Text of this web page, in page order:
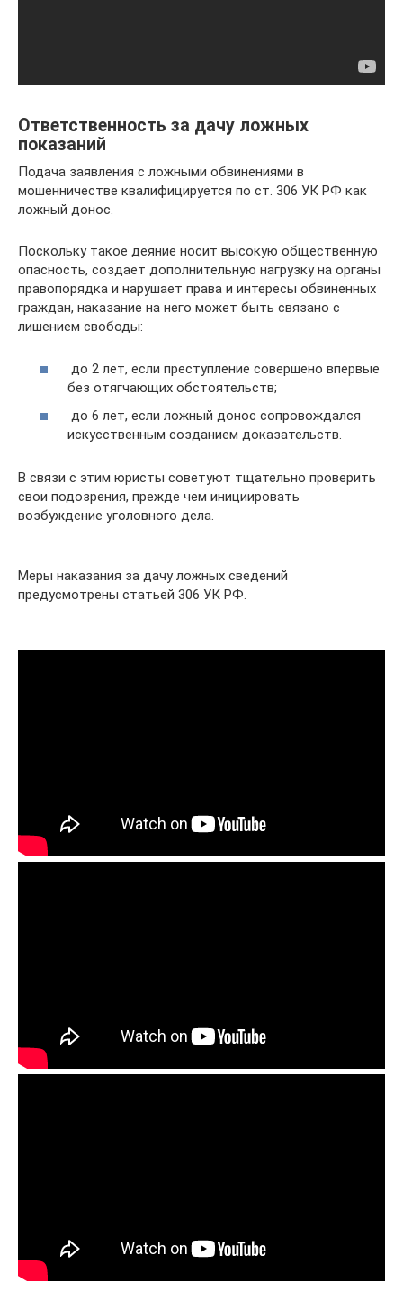
Ответственность за дачу ложных
показаний
Подача заявления с ложными обвинениями в
мошенничестве квалифицируется по ст. 306 УК РФ как
ложный донос.
Поскольку такое деяние носит высокую общественную
опасность, создает дополнительную нагрузку на органы
правопорядка и нарушает права и интересы обвиненных
граждан, наказание на него может быть связано с
лишением свободы:
до 2 лет, если преступление совершено впервые
без отягчающих обстоятельств;
до 6 лет, если ложный донос сопровождался
искусственным созданием доказательств.
В связи с этим юристы советуют тщательно проверить
свои подозрения, прежде чем инициировать
возбуждение уголовного дела.
Меры наказания за дачу ложных сведений
предусмотрены статьей 306 УК РФ.